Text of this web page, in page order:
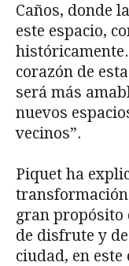
Caños, donde
este espacio,
corazón de
será más
nuevos
vecinos”.
Piquet ha
gran propósito
de disfrute y
ciudad, en